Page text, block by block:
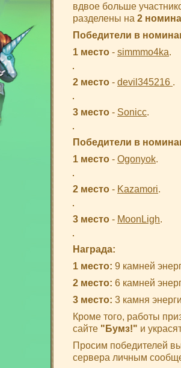
вдвое больше
разделены на 2
Победители в
1 место - simmmo4ka.
2 место - devil345216 .
3 место - Sonicc.
Победители в
1 место - Ogonyok.
2 место - Kazamori.
3 место - MoonLigh.
Награда:
1 место: 9 камней
2 место: 6 камней
3 место: 3 камня
Кроме того, работы
сайте "Бумз!" и
Просим победителей
сервера личным